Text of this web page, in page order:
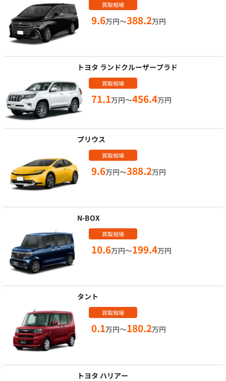
買取相場
9.6万円～388.2万円
トヨタ ランドクルーザープラド
買取相場
71.1万円～456.4万円
プリウス
買取相場
9.6万円～388.2万円
N-BOX
買取相場
10.6万円～199.4万円
タント
買取相場
0.1万円～180.2万円
トヨタ ハリアー